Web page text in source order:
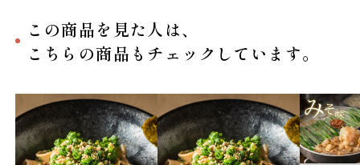
この商品を見た人は、
こちらの商品もチェックしています。